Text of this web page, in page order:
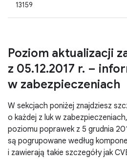
13159
Poziom aktualizacji
z 05.12.2017 r. –
w zabezpieczeniach
W sekcjach poniżej znajdziesz
o każdej z luk w
poziomu poprawek z 5 grudnia
są pogrupowane według
i zawierają takie szczegóły jak